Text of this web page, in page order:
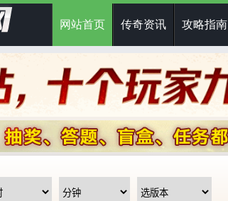
网站首页 传奇资讯 攻略指南